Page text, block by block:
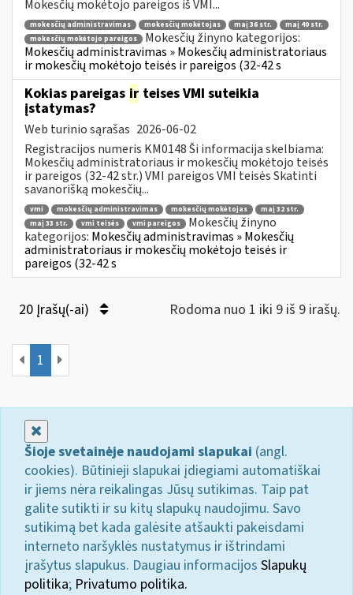
Mokesčių mokėtojo pareigos iš VMI...
mokesčių administravimas mokesčių mokėtojas maį 36 str.
maį 40 str.
mokesčių mokėtojo pareigos
Mokesčių žinyno kategorijos:
Mokesčių administravimas » Mokesčių administratoriaus
ir mokesčių mokėtojo teisės ir pareigos (32-42 s
Kokias pareigas ir teises VMI suteikia
įstatymas?
Web turinio sąrašas 2026-06-02
Registracijos numeris KM0148 Ši informacija skelbiama:
Mokesčių administratoriaus ir mokesčių mokėtojo teisės
ir pareigos (32-42 str.) VMI pareigos VMI teisės Skatinti
savanorišką mokesčių...
vmi mokesčių administravimas mokesčių mokėtojas
maį 32 str.
maį 33 str.
vmi teisės vmi pareigos
Mokesčių žinyno
kategorijos: Mokesčių administravimas » Mokesčių
administratoriaus ir mokesčių mokėtojo teisės ir
pareigos (32-42 s
20 Įrašų(-ai) Rodoma nuo 1 iki 9 iš 9 irašų.
1
Šioje svetainėje naudojami slapukai (angl.
cookies). Būtinieji slapukai įdiegiami automatiškai
ir jiems nėra reikalingas Jūsų sutikimas. Taip pat
galite sutikti ir su kitų slapukų naudojimu. Savo
sutikimą bet kada galėsite atšaukti pakeisdami
interneto naršyklės nustatymus ir ištrindami
įrašytus slapukus. Daugiau informacijos Slapukų
politika; Privatumo politika.